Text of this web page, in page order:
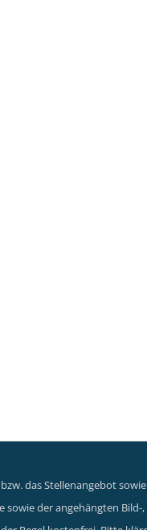
das Stellenangebot
sowie der angehängten